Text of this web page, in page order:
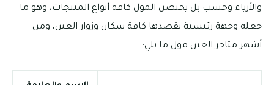
والأزياء وحسب بل يحتضن المول كافة أنواع المنتجات، وهو ما
جعله وجهة رئيسية يقصدها كافة سكان وزوار العين، ومن
أشهر متاجر العين مول ما يلي: